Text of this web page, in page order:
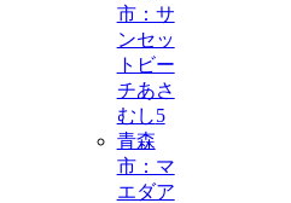
市：サ
ンセッ
トビー
チあさ
むし5
青森
市：マ
エダア